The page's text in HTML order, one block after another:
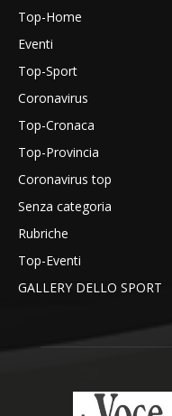
Top-Home
Eventi
Top-Sport
Coronavirus
Top-Cronaca
Top-Provincia
Coronavirus top
Senza categoria
Rubriche
Top-Eventi
GALLERY DELLO SPORT